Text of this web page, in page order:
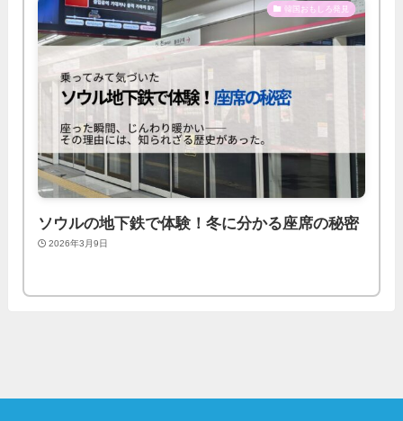
韓国おもしろ発見
ソウルの地下鉄で体験！冬に分かる座席の秘密
2026年3月9日